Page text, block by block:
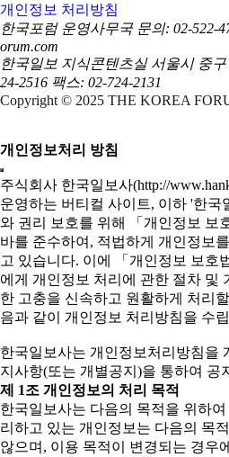
개인정보 처리방침
한국포럼 운영사무국 문의: 02-522-
orum.com
한국일보 지식콘텐츠실 서울시 중
24-2516 팩스: 02-724-2131
Copyright © 2025 THE KOREA
개인정보처리 방침
주식회사 한국일보사(http://
운영하는 버티컬 사이트, 이하 '한국
와 권리 보호를 위해 「개인정보 보
바를 준수하여, 적법하게 개인정보
고 있습니다. 이에 「개인정보 보호
에게 개인정보 처리에 관한 절차 및
한 고충을 신속하고 원활하게 처리
음과 같이 개인정보 처리방침을 수
한국일보사는 개인정보처리방침을
지사항(또는 개별공지)을 통하여 공
제 1조 개인정보의 처리 목적
한국일보사는 다음의 목적을 위하
리하고 있는 개인정보는 다음의 목
않으며, 이용 목적이 변경되는 경우